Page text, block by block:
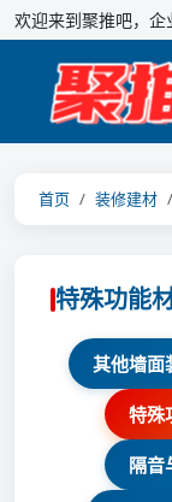
欢迎来到聚推吧，
首页 装修建材
特殊功能
其他墙面
特殊
隔音